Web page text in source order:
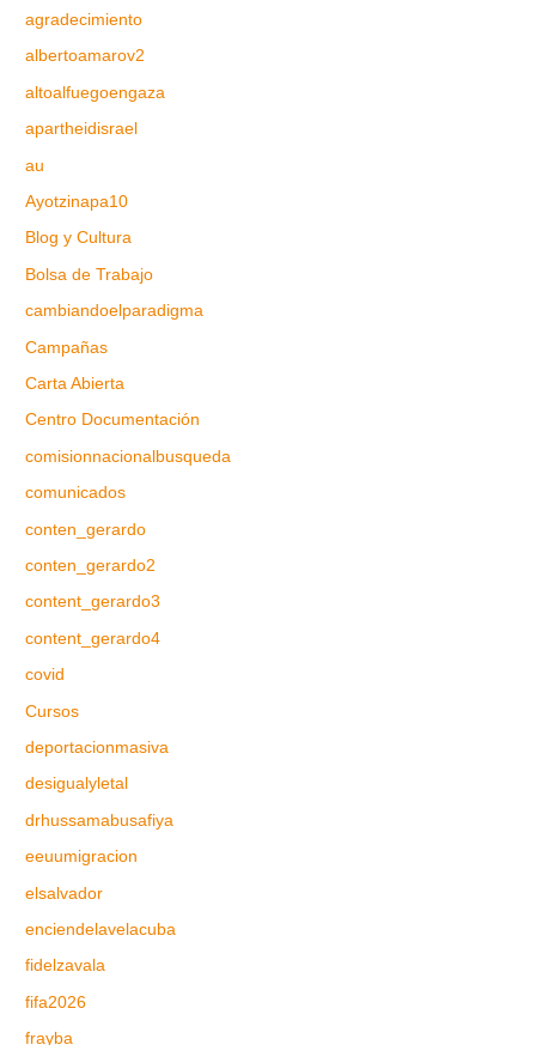
agradecimiento
albertoamarov2
altoalfuegoengaza
apartheidisrael
au
Ayotzinapa10
Blog y Cultura
Bolsa de Trabajo
cambiandoelparadigma
Campañas
Carta Abierta
Centro Documentación
comisionnacionalbusqueda
comunicados
conten_gerardo
conten_gerardo2
content_gerardo3
content_gerardo4
covid
Cursos
deportacionmasiva
desigualyletal
drhussamabusafiya
eeuumigracion
elsalvador
enciendelavelacuba
fidelzavala
fifa2026
frayba